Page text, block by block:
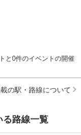
と0件のイベントの開催
の駅・路線について
る路線一覧